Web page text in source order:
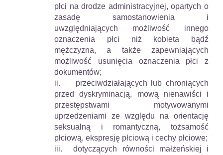
płci na drodze administracyjnej, opartych o
zasadę samostanowienia i
uwzględniających możliwość innego
oznaczenia płci niż kobieta bądź
mężczyzna, a także zapewniających
możliwość usunięcia oznaczenia płci z
dokumentów;
ii.
przeciwdziałających lub chroniących
przed dyskryminacją, mową nienawiści i
przestępstwami motywowanymi
uprzedzeniami ze względu na orientację
seksualną i romantyczną, tożsamość
płciową, ekspresję płciową i cechy płciowe;
iii.
dotyczących równości małżeńskiej i